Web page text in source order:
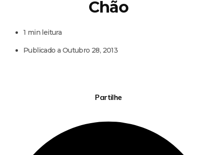
Chão
1 min leitura
Publicado a Outubro 28, 2013
Partilhe